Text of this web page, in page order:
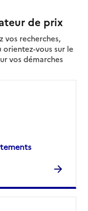
de prix
vos recherches,
orientez-vous sur le
vos démarches